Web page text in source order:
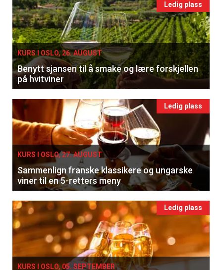
Ledig plass
KURS I OSLO, 26. AUGUST
Benytt sjansen til å smake og lære forskjellen
på hvitviner
Ledig plass
KURS I OSLO, 27. AUGUST
Sammenlign franske klassikere og ungarske
viner til en 5-retters meny
Ledig plass
KURS I OSLO, 05. SEPTEMBER